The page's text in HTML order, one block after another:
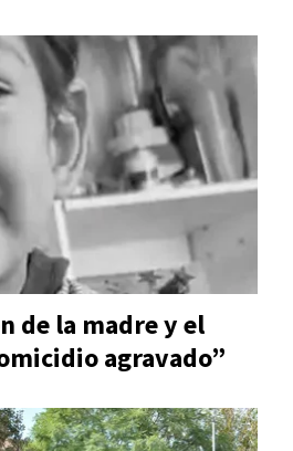
de la madre y el
agravado”